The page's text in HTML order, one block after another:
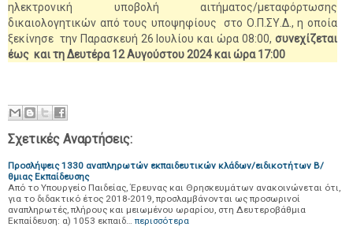
ηλεκτρονική υποβολή αιτήματος/μεταφόρτωσης
δικαιολογητικών από τους υποψηφίους στο Ο.Π.ΣΥ.Δ., η οποία
ξεκίνησε την Παρασκευή 26 Ιουλίου και ώρα 08:00, συνεχίζεται
έως και τη Δευτέρα 12 Αυγούστου 2024 και ώρα 17:00
Σχετικές Αναρτήσεις:
Προσλήψεις 1330 αναπληρωτών εκπαιδευτικών κλάδων/ειδικοτήτων Β/
θμιας Εκπαίδευσης
Από το Υπουργείο Παιδείας, Έρευνας και Θρησκευμάτων ανακοινώνεται ότι,
για το διδακτικό έτος 2018-2019, προσλαμβάνονται ως προσωρινοί
αναπληρωτές, πλήρους και μειωμένου ωραρίου, στη Δευτεροβάθμια
Εκπαίδευση: α) 1053 εκπαιδ… περισσότερα